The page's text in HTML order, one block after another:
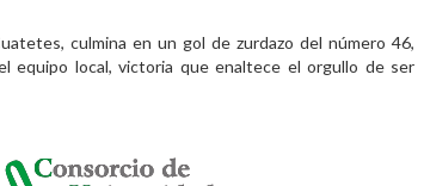
culmina en un gol de zurdazo del número 46,
equipo local, victoria que enaltece el orgullo de ser